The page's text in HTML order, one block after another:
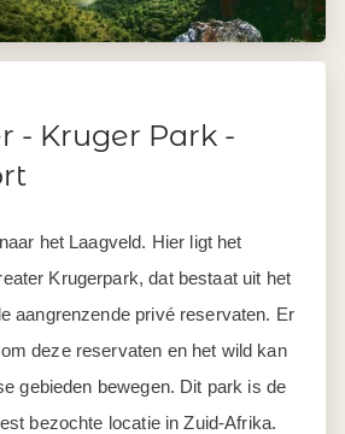
- Kruger Park -
het Laagveld. Hier ligt het
Krugerpark, dat bestaat uit het
aangrenzende privé reservaten. Er
deze reservaten en het wild kan
gebieden bewegen. Dit park is de
bezochte locatie in Zuid-Afrika.